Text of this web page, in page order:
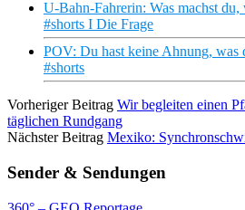
U-Bahn-Fahrerin: Was machst
#shorts I Die Frage
POV: Du hast keine Ahnung, was
#shorts
Vorheriger Beitrag Wir begleiten einen
täglichen Rundgang
Nächster Beitrag Mexiko:
Sender & Sendungen